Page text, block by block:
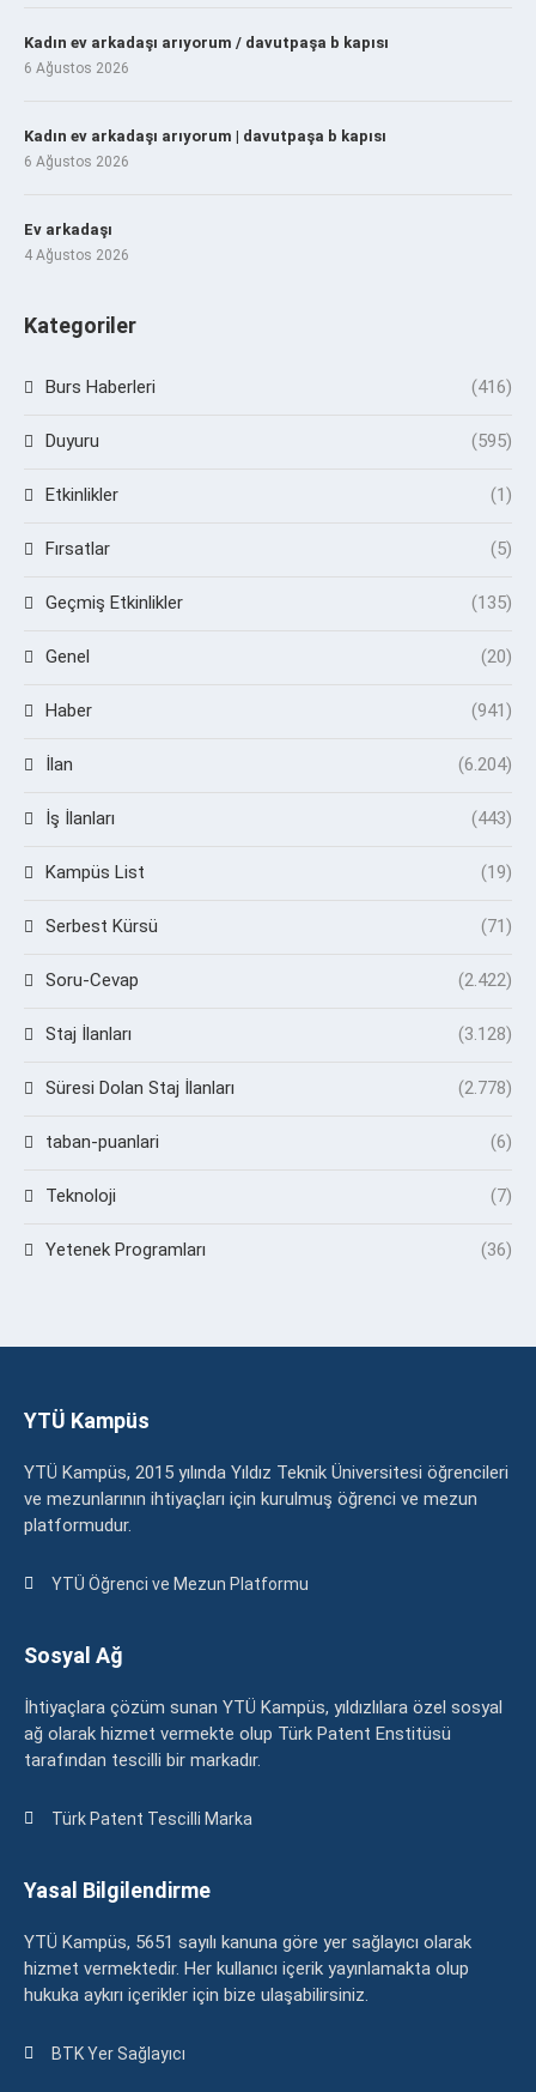
Kadın ev arkadaşı arıyorum / davutpaşa b kapısı
6 Ağustos 2026
Kadın ev arkadaşı arıyorum | davutpaşa b kapısı
6 Ağustos 2026
Ev arkadaşı
4 Ağustos 2026
Kategoriler
Burs Haberleri (416)
Duyuru (595)
Etkinlikler (1)
Fırsatlar (5)
Geçmiş Etkinlikler (135)
Genel (20)
Haber (941)
İlan (6.204)
İş İlanları (443)
Kampüs List (19)
Serbest Kürsü (71)
Soru-Cevap (2.422)
Staj İlanları (3.128)
Süresi Dolan Staj İlanları (2.778)
taban-puanlari (6)
Teknoloji (7)
Yetenek Programları (36)
YTÜ Kampüs
YTÜ Kampüs, 2015 yılında Yıldız Teknik Üniversitesi öğrencileri
ve mezunlarının ihtiyaçları için kurulmuş öğrenci ve mezun
platformudur.
YTÜ Öğrenci ve Mezun Platformu
Sosyal Ağ
İhtiyaçlara çözüm sunan YTÜ Kampüs, yıldızlılara özel sosyal
ağ olarak hizmet vermekte olup Türk Patent Enstitüsü
tarafından tescilli bir markadır.
Türk Patent Tescilli Marka
Yasal Bilgilendirme
YTÜ Kampüs, 5651 sayılı kanuna göre yer sağlayıcı olarak
hizmet vermektedir. Her kullanıcı içerik yayınlamakta olup
hukuka aykırı içerikler için bize ulaşabilirsiniz.
BTK Yer Sağlayıcı